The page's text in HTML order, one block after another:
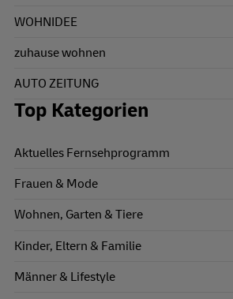
WOHNIDEE
zuhause wohnen
AUTO ZEITUNG
Top Kategorien
Aktuelles Fernsehprogramm
Frauen & Mode
Wohnen, Garten & Tiere
Kinder, Eltern & Familie
Männer & Lifestyle